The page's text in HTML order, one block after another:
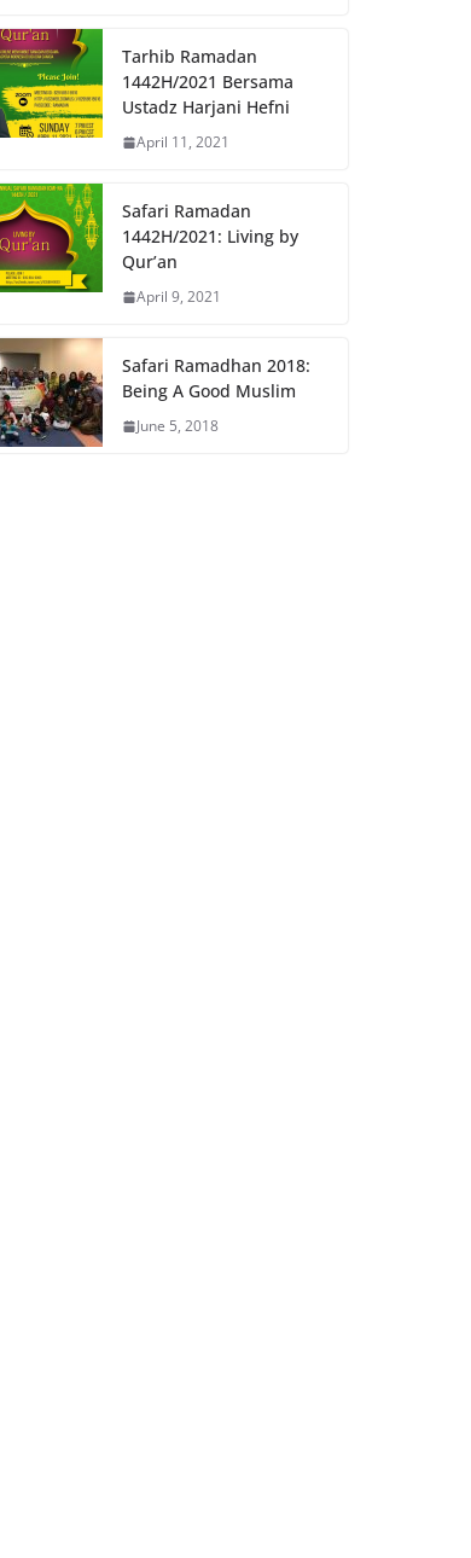
Tarhib Ramadan
1442H/2021 Bersama
Ustadz Harjani Hefni
April 11, 2021
Safari Ramadan
1442H/2021: Living by
Qur’an
April 9, 2021
Safari Ramadhan 2018:
Being A Good Muslim
June 5, 2018